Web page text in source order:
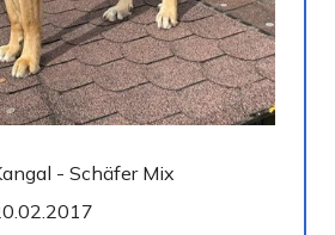
- Schäfer Mix